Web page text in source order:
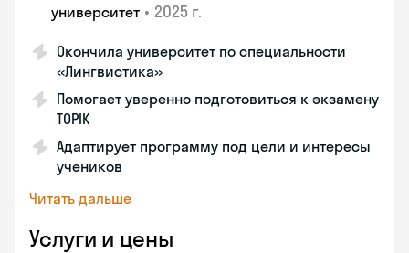
университет • 2025 г.
Окончила университет по специальности
«Лингвистика»
Помогает уверенно подготовиться к экзамену
TOPIK
Адаптирует программу под цели и интересы
учеников
Читать дальше
Услуги и цены